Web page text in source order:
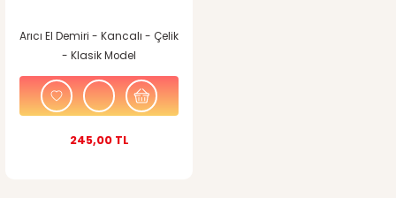
Arıcı El Demiri - Kancalı - Çelik
- Klasik Model
245,00 TL